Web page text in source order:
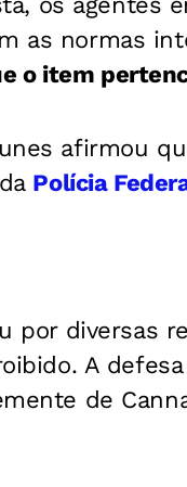
as normas
o item
afirmou
Polícia
por diversas
A
de